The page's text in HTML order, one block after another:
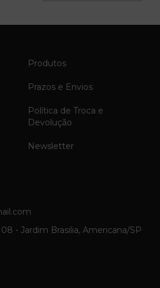
Produtos
Prazos e Envios
Política de Troca e
Devolução
Newsletter
- Jardim Brasilia, Americana/SP